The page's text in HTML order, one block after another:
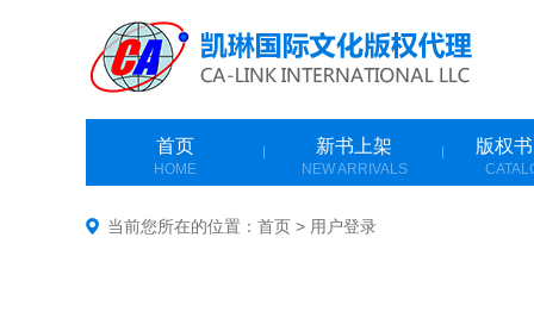
首页
HOME
新书上架
NEW ARRIVALS
版权
当前您所在的位置： 首页 > 用户登录